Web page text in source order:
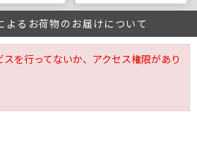
るお荷物のお届けについて
を行ってないか、アクセス権限があり